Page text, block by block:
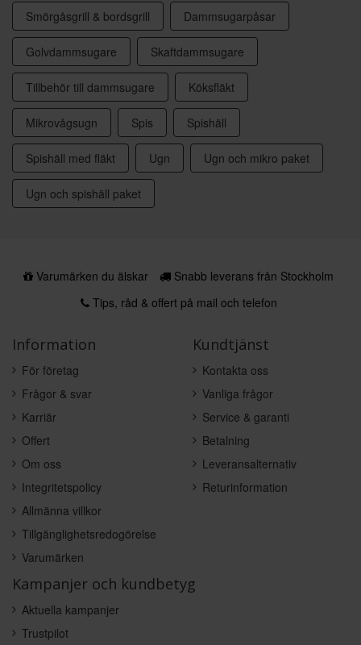
Smörgåsgrill & bordsgrill Dammsugarpåsar
Golvdammsugare Skaftdammsugare
Tillbehör till dammsugare Köksfläkt
Mikrovågsugn Spis Spishäll
Spishäll med fläkt Ugn Ugn och mikro paket
Ugn och spishäll paket
Varumärken du älskar
Snabb leverans från Stockholm
Tips, råd & offert på mail och telefon
Information
För företag
Frågor & svar
Karriär
Offert
Om oss
Integritetspolicy
Allmänna villkor
Tillgänglighetsredogörelse
Varumärken
Kundtjänst
Kontakta oss
Vanliga frågor
Service & garanti
Betalning
Leveransalternativ
Returinformation
Kampanjer och kundbetyg
Aktuella kampanjer
Trustpilot